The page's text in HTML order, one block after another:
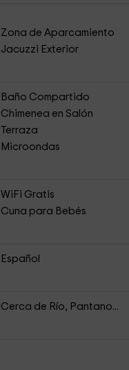
Zona de Aparcamiento
Jacuzzi Exterior
Baño Compartido
Chimenea en Salón
Terraza
Microondas
WiFi Gratis
Cuna para Bebés
Español
Cerca de Río, Pantano...